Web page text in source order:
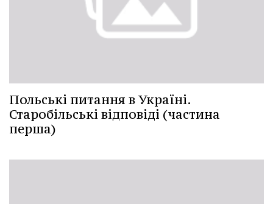
Польські питання в Україні.
Старобільські відповіді (частина
перша)